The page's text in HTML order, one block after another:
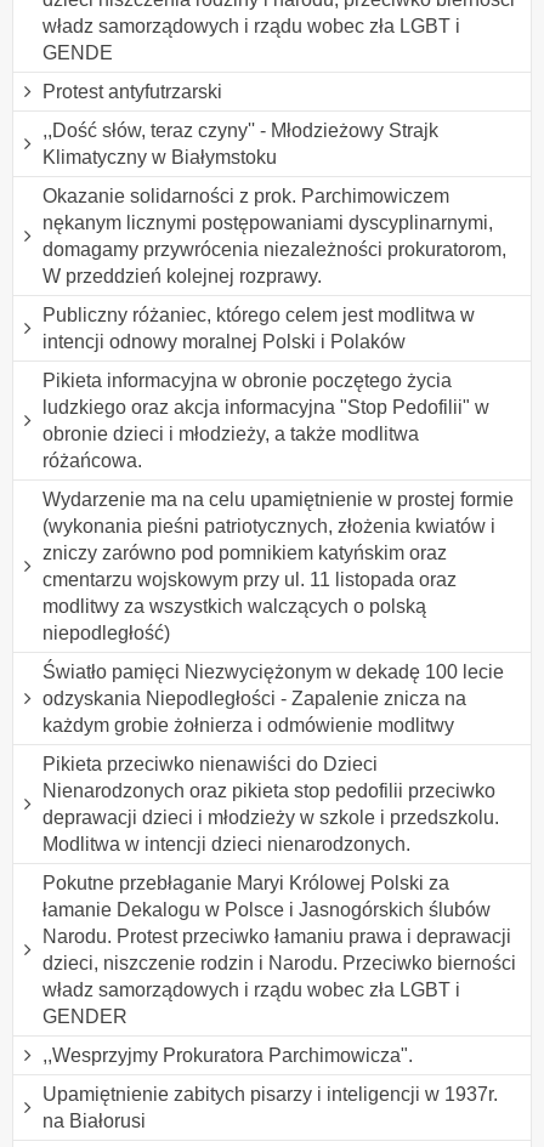
władz samorządowych i rządu wobec zła LGBT i
GENDE
Protest antyfutrzarski
,,Dość słów, teraz czyny'' - Młodzieżowy Strajk
Klimatyczny w Białymstoku
Okazanie solidarności z prok. Parchimowiczem
nękanym licznymi postępowaniami dyscyplinarnymi,
domagamy przywrócenia niezależności prokuratorom,
W przeddzień kolejnej rozprawy.
Publiczny różaniec, którego celem jest modlitwa w
intencji odnowy moralnej Polski i Polaków
Pikieta informacyjna w obronie poczętego życia
ludzkiego oraz akcja informacyjna "Stop Pedofilii" w
obronie dzieci i młodzieży, a także modlitwa
różańcowa.
Wydarzenie ma na celu upamiętnienie w prostej formie
(wykonania pieśni patriotycznych, złożenia kwiatów i
zniczy zarówno pod pomnikiem katyńskim oraz
cmentarzu wojskowym przy ul. 11 listopada oraz
modlitwy za wszystkich walczących o polską
niepodległość)
Światło pamięci Niezwyciężonym w dekadę 100 lecie
odzyskania Niepodległości - Zapalenie znicza na
każdym grobie żołnierza i odmówienie modlitwy
Pikieta przeciwko nienawiści do Dzieci
Nienarodzonych oraz pikieta stop pedofilii przeciwko
deprawacji dzieci i młodzieży w szkole i przedszkolu.
Modlitwa w intencji dzieci nienarodzonych.
Pokutne przebłaganie Maryi Królowej Polski za
łamanie Dekalogu w Polsce i Jasnogórskich ślubów
Narodu. Protest przeciwko łamaniu prawa i deprawacji
dzieci, niszczenie rodzin i Narodu. Przeciwko bierności
władz samorządowych i rządu wobec zła LGBT i
GENDER
,,Wesprzyjmy Prokuratora Parchimowicza".
Upamiętnienie zabitych pisarzy i inteligencji w 1937r.
na Białorusi